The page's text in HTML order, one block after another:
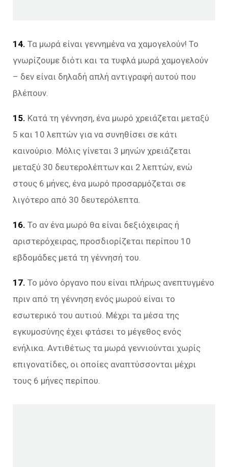
14. Τα μωρά είναι γεννημένα να χαμογελούν! Το
γνωρίζουμε διότι και τα τυφλά μωρά χαμογελούν
– δεν είναι δηλαδή απλή αντιγραφή αυτού που
βλέπουν.
15. Κατά τη γέννηση, ένα μωρό χρειάζεται μεταξύ
5 και 10 λεπτών για να συνηθίσει σε κάτι
καινούριο. Μόλις γίνεται 3 μηνών χρειάζεται
μεταξύ 30 δευτερολέπτων και 2 λεπτών, ενώ
στους 6 μήνες, ένα μωρό προσαρμόζεται σε
λιγότερο από 30 δευτερόλεπτα.
16. Το αν ένα μωρό θα είναι δεξιόχειρας ή
αριστερόχειρας, προσδιορίζεται περίπου 10
εβδομάδες μετά τη γέννησή του.
17. Το μόνο όργανο που είναι πλήρως ανεπτυγμένο
πριν από τη γέννηση ενός μωρού είναι το
εσωτερικό του αυτιού. Μέχρι τα μέσα της
εγκυμοσύνης έχει φτάσει το μέγεθος ενός
ενήλικα. Αντιθέτως τα μωρά γεννιούνται χωρίς
επιγονατίδες, οι οποίες αναπτύσσονται μέχρι
τους 6 μήνες περίπου.